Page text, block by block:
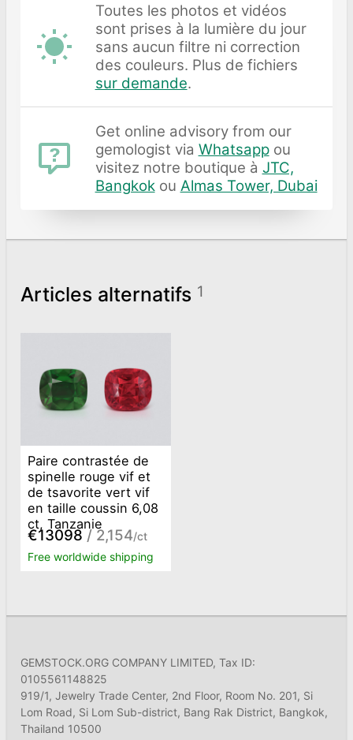
Toutes les photos et vidéos
sont prises à la lumière du jour
sans aucun filtre ni correction
des couleurs. Plus de fichiers
sur demande.
Get online advisory from our
gemologist via Whatsappou
visitez notre boutique à JTC,
Bangkokou Almas Tower, Dubai
Articles alternatifs 1
Paire contrastée de
spinelle rouge vif et
de tsavorite vert vif
en taille coussin 6,08
ct, Tanzanie
€13098 / 2,154/ct
Free worldwide shipping
GEMSTOCK.ORG COMPANY LIMITED, Tax ID:
0105561148825
919/1, Jewelry Trade Center, 2nd Floor, Room No. 201, Si
Lom Road, Si Lom Sub-district, Bang Rak District, Bangkok,
Thailand 10500